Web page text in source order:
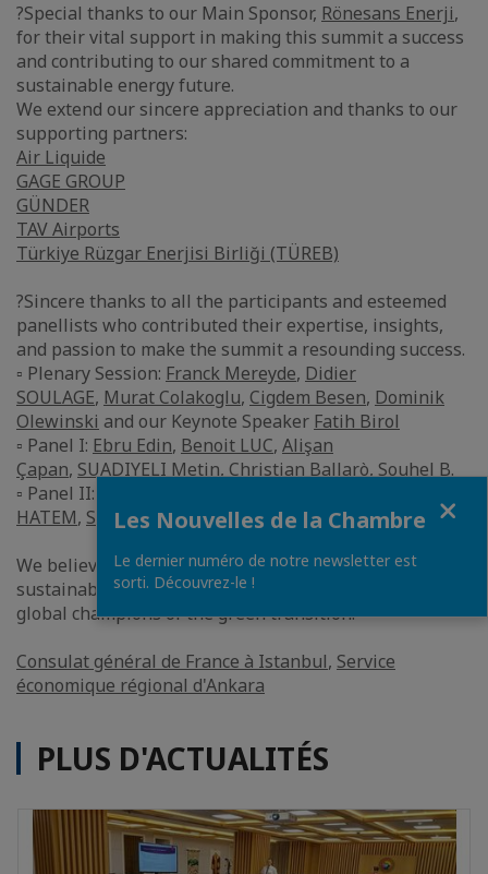
?Special thanks to our Main Sponsor, Rönesans Enerji,
for their vital support in making this summit a success
and contributing to our shared commitment to a
sustainable energy future.
We extend our sincere appreciation and thanks to our
supporting partners:
Air Liquide
GAGE GROUP
GÜNDER
TAV Airports
Türkiye Rüzgar Enerjisi Birliği (TÜREB)
?Sincere thanks to all the participants and esteemed
panellists who contributed their expertise, insights,
and passion to make the summit a resounding success.
▫ Plenary Session: Franck Mereyde, Didier
SOULAGE, Murat Colakoglu, Cigdem Besen, Dominik
Olewinski and our Keynote Speaker Fatih Birol
▫ Panel I: Ebru Edin, Benoit LUC, Alişan
Çapan, SUADIYELI Metin, Christian Ballarò, Souhel B.
▫ Panel II:
HATEM, Sule Kilic,Berk Baysal ,Ayse Nazlica
We believe that France & Turkey, both committed to the
sustainability & clean energy vision, can emerge as the
global champions of the green transition.
Consulat général de France à Istanbul, Service
économique régional d'Ankara
PLUS D'ACTUALITÉS
Les Nouvelles de la Chambre
Le dernier numéro de notre newsletter est
sorti. Découvrez-le !